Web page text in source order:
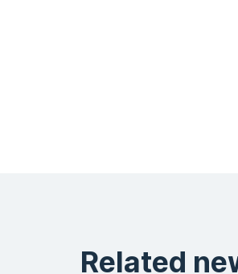
Related